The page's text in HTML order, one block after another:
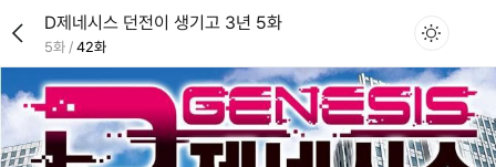
D제네시스 던전이 생기고 3년 5화
5화 / 42화